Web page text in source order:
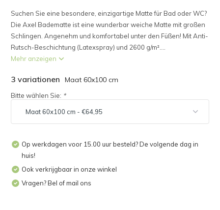
Suchen Sie eine besondere, einzigartige Matte für Bad oder WC?
Die Axel Badematte ist eine wunderbar weiche Matte mit großen
Schlingen. Angenehm und komfortabel unter den Füßen! Mit Anti-
Rutsch-Beschichtung (Latexspray) und 2600 g/m²....
Mehr anzeigen
3 variationen Maat 60x100 cm
Bitte wählen Sie: *
Op werkdagen voor 15.00 uur besteld? De volgende dag in
huis!
Ook verkrijgbaar in onze winkel
Vragen? Bel of mail ons